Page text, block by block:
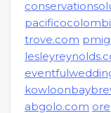
trove.com
abgolo.com